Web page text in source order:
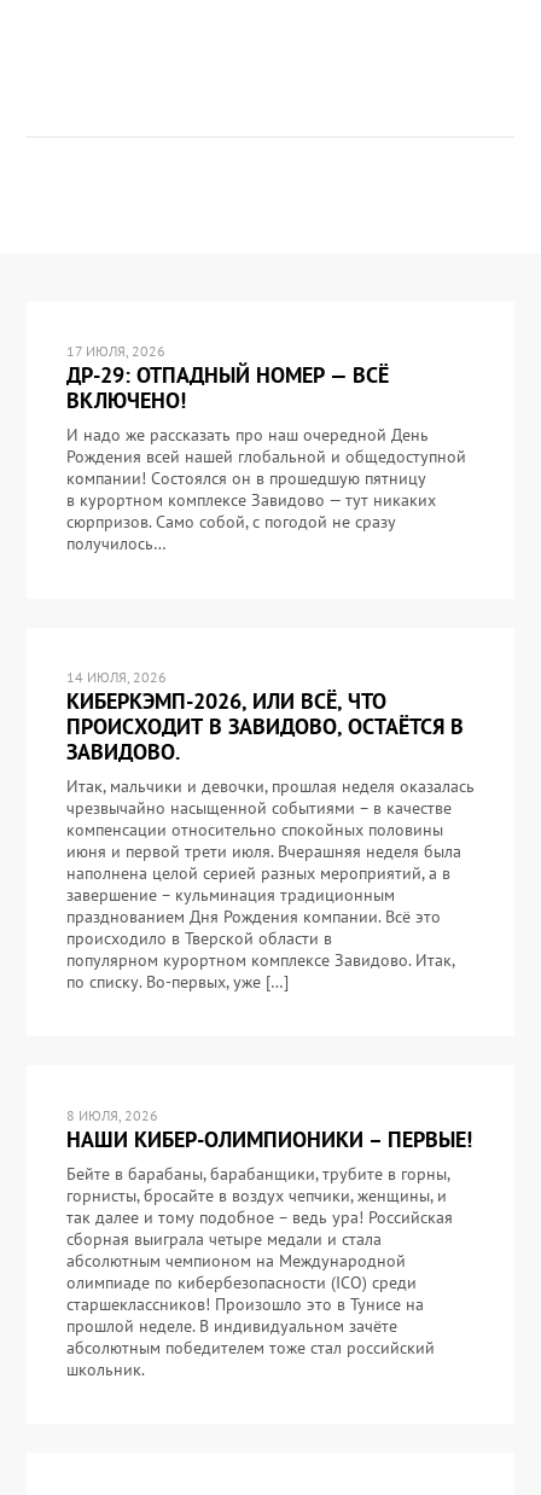
17 ИЮЛЯ, 2026
ДР-29: ОТПАДНЫЙ НОМЕР — ВСЁ
ВКЛЮЧЕНО!
И надо же рассказать про наш очередной День
Рождения всей нашей глобальной и общедоступной
компании! Состоялся он в прошедшую пятницу
в курортном комплексе Завидово — тут никаких
сюрпризов. Само собой, с погодой не сразу
получилось…
14 ИЮЛЯ, 2026
КИБЕРКЭМП-2026, ИЛИ ВСЁ, ЧТО
ПРОИСХОДИТ В ЗАВИДОВО, ОСТАЁТСЯ В
ЗАВИДОВО.
Итак, мальчики и девочки, прошлая неделя оказалась
чрезвычайно насыщенной событиями – в качестве
компенсации относительно спокойных половины
июня и первой трети июля. Вчерашняя неделя была
наполнена целой серией разных мероприятий, а в
завершение – кульминация традиционным
празднованием Дня Рождения компании. Всё это
происходило в Тверской области в
популярном курортном комплексе Завидово. Итак,
по списку. Во-первых, уже […]
8 ИЮЛЯ, 2026
НАШИ КИБЕР-ОЛИМПИОНИКИ – ПЕРВЫЕ!
Бейте в барабаны, барабанщики, трубите в горны,
горнисты, бросайте в воздух чепчики, женщины, и
так далее и тому подобное – ведь ура! Российская
сборная выиграла четыре медали и стала
абсолютным чемпионом на Международной
олимпиаде по кибербезопасности (ICO) среди
старшеклассников! Произошло это в Тунисе на
прошлой неделе. В индивидуальном зачёте
абсолютным победителем тоже стал российский
школьник.